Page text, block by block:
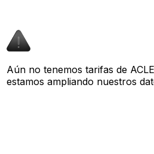
Aún no tenemos tarifas de
estamos ampliando nuestros